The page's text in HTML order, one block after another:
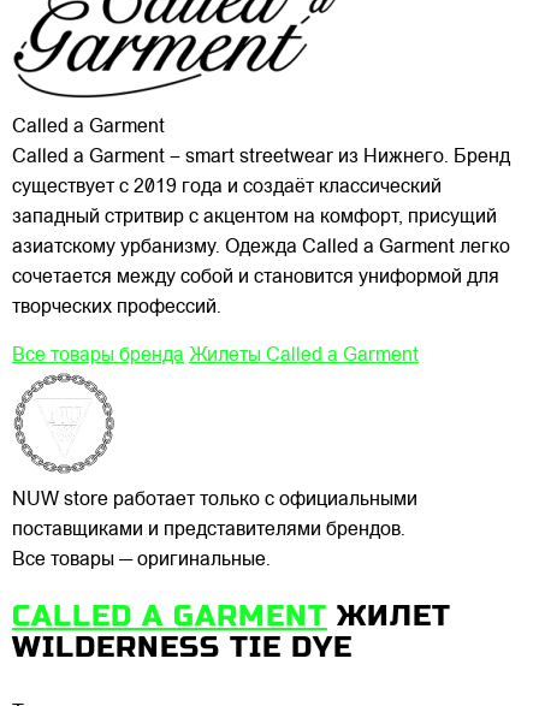
Called a Garment
Called a Garment – smart streetwear из Нижнего. Бренд
существует с 2019 года и создаёт классический
западный стритвир с акцентом на комфорт, присущий
азиатскому урбанизму. Одежда Called a Garment легко
сочетается между собой и становится униформой для
творческих профессий.
Все товары бренда Жилеты Called a Garment
NUW store работает только с официальными
поставщиками и представителями брендов.
Все товары — оригинальные.
CALLED A GARMENT ЖИЛЕТ
WILDERNESS TIE DYE